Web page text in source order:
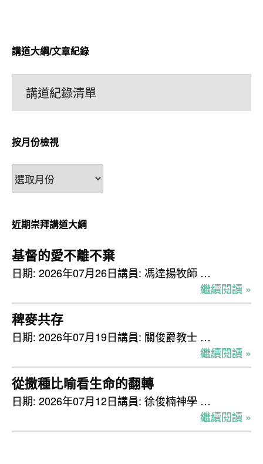
講道大綱/文章紀錄
講道紀錄清單
按月份檢視
按
月
檢
視
近期崇拜講道大綱
基督的愛不離不棄
日期: 2026年07月26日講員: 馮達揚牧師 …
繼續閱讀 »
稗麥共存
日期: 2026年07月19日講員: 關俊爵教士 …
繼續閱讀 »
從撒種比喻看生命的翻轉
日期: 2026年07月12日講員: 徐俊楠神學 …
繼續閱讀 »